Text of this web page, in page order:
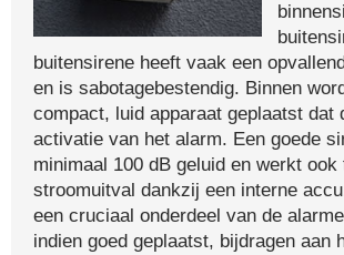
buitensirene heeft vaak een
en is sabotagebestendig. Binnen
compact, luid apparaat geplaatst dat
activatie van het alarm. Een goede
minimaal 100 dB geluid en werkt ook
stroomuitval dankzij een interne
een cruciaal onderdeel van de
indien goed geplaatst, bijdragen aan